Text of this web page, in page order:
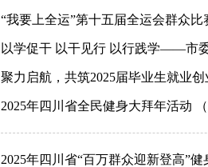
“我要上全运”第十五届全运会群众
以学促干 以干见行 以行践学——市
聚力启航，共筑2025届毕业生就业创
2025年四川省全民健身大拜年活动
2025年四川省“百万群众迎新登高”